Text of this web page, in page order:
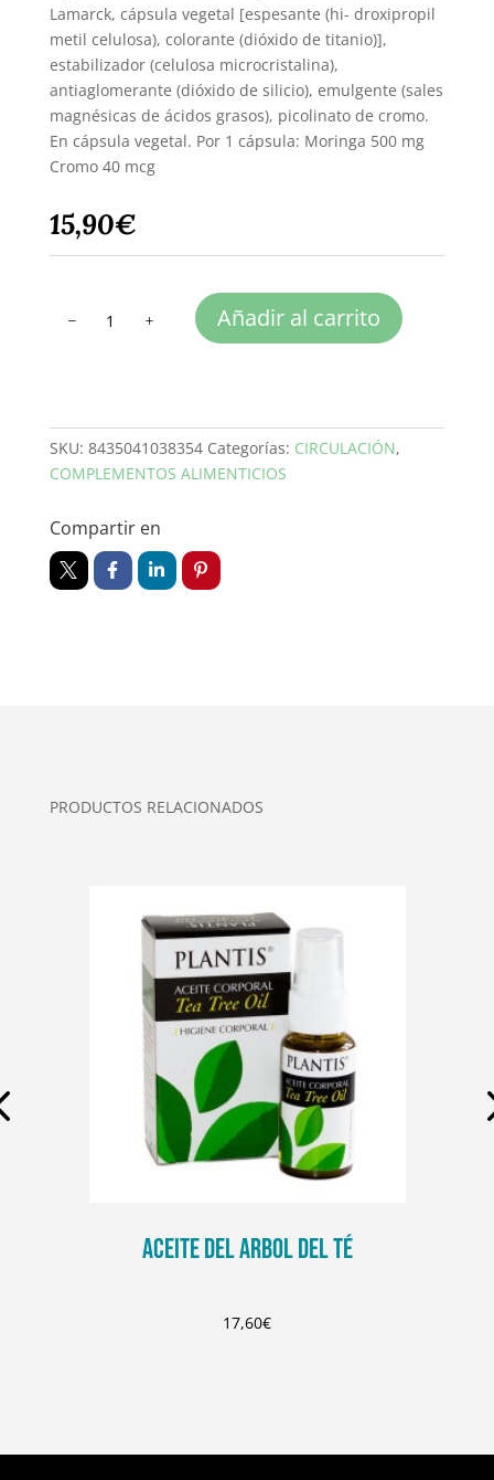
Lamarck, cápsula vegetal [espesante (hi- droxipropil
metil celulosa), colorante (dióxido de titanio)],
estabilizador (celulosa microcristalina),
antiaglomerante (dióxido de silicio), emulgente (sales
magnésicas de ácidos grasos), picolinato de cromo.
En cápsula vegetal. Por 1 cápsula: Moringa 500 mg
Cromo 40 mcg
15,90€
Añadir al carrito
SKU: 8435041038354 Categorías: CIRCULACIÓN,
COMPLEMENTOS ALIMENTICIOS
Compartir en
PRODUCTOS RELACIONADOS
ACEITE DEL ARBOL DEL TÉ
17,60€